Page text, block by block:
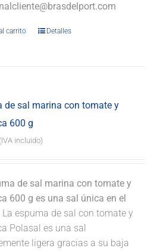
carrito Detalles
de sal marina con tomate y
600 g
(IVA incluido)
de sal marina con tomate y
600 g es una sal única en el
La espuma de sal con tomate y
Polasal es una sal
ligera gracias a su baja